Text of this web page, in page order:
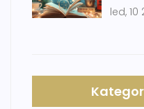
led, 10